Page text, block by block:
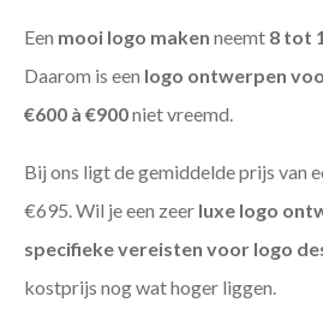
Een mooi logo maken neemt 8 tot
Daarom is een logo ontwerpen
€600 à €900niet vreemd.
Bij ons ligt de gemiddelde prijs van
€695. Wil je een zeer luxe logo
specifieke vereisten voor logo
kostprijs nog wat hoger liggen.